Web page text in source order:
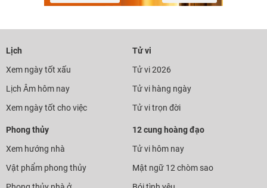
Lịch
Xem ngày tốt xấu
Lịch Âm hôm nay
Xem ngày tốt cho việc
Tử vi
Tử vi 2026
Tử vi hàng ngày
Tử vi trọn đời
Phong thủy
Xem hướng nhà
Vật phẩm phong thủy
12 cung hoàng đạo
Tử vi hôm nay
Mật ngữ 12 chòm sao